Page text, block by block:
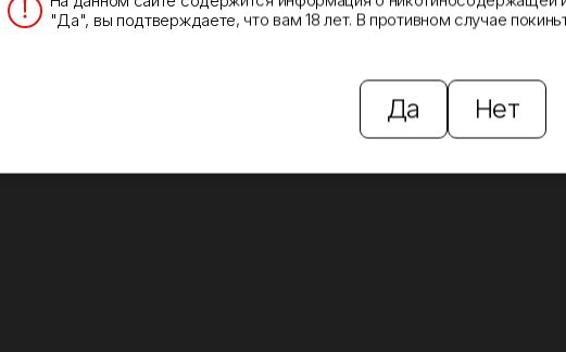
"Да", вы подтверждаете, что вам 18 лет. В противном случае
Да Нет